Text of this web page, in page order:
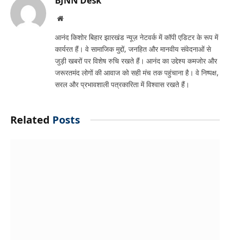
Website
आनंद किशोर बिहार झारखंड न्यूज़ नेटवर्क में कॉपी एडिटर के रूप में
कार्यरत हैं। वे सामाजिक मुद्दों, जनहित और मानवीय संवेदनाओं से
जुड़ी खबरों पर विशेष रुचि रखते हैं। आनंद का उद्देश्य कमजोर और
जरूरतमंद लोगों की आवाज को सही मंच तक पहुंचाना है। वे निष्पक्ष,
सरल और प्रभावशाली पत्रकारिता में विश्वास रखते हैं।
Related Posts